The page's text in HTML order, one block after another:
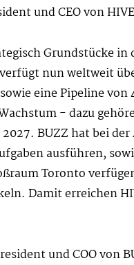
und CEO von
Grundstücke
nun weltweit
eine Pipeline
- dazu
BUZZ hat bei
ausführen,
Toronto
Damit erreichen
und COO von